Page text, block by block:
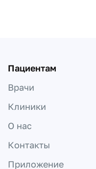
Пациентам
Врачи
Клиники
О нас
Контакты
Приложение